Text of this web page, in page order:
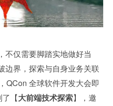
不仅需要脚踏实地做好当
边界，探索与自身业务关联
QCon 全球软件开发大会即
【大前端技术探索】，邀